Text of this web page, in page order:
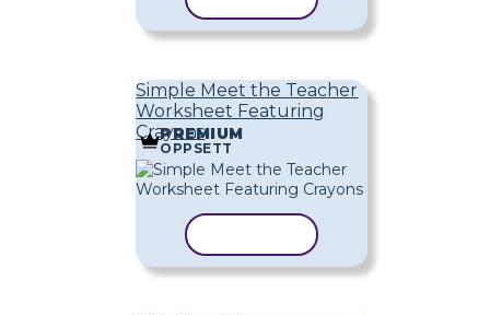
Simple Meet the Teacher
Worksheet Featuring
Crayons
PREMIUM
OPPSETT